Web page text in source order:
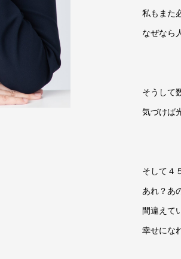
私もまた
なぜなら
そうして
気づけば
そして４
あれ？あ
間違えて
幸せにな